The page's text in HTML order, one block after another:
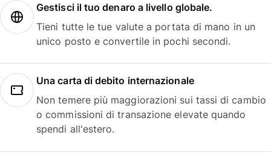
Gestisci il tuo denaro a livello globale.
Tieni tutte le tue valute a portata di mano in un
unico posto e convertile in pochi secondi.
Una carta di debito internazionale
Non temere più maggiorazioni sui tassi di cambio
o commissioni di transazione elevate quando
spendi all'estero.